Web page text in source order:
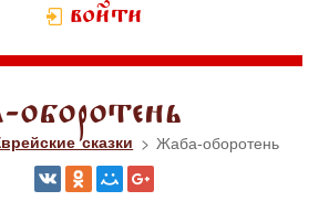
войти
сказки > Жаба-оборотень